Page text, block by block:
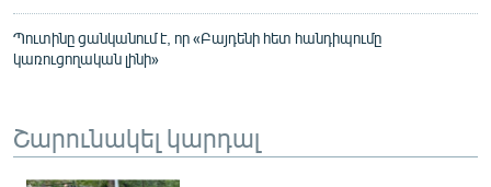
Պուտինը ցանկանում է, որ «Բայդենի հետ հանդիպումը
կառուցողական լինի»
Շարունակել կարդալ